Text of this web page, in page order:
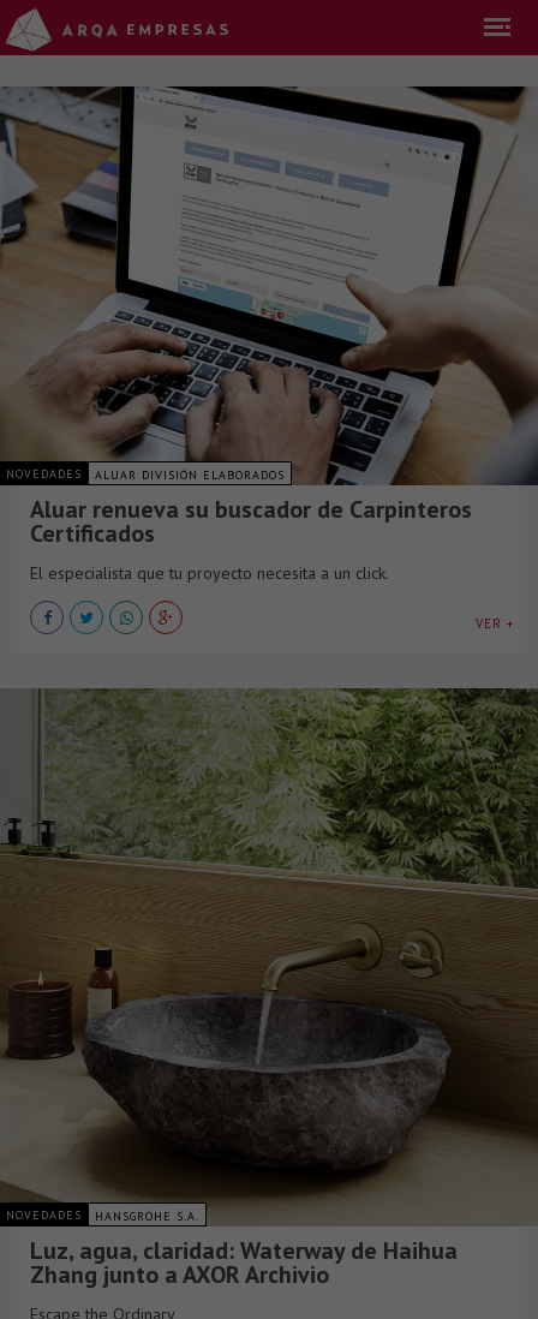
NOVEDADES ALUAR DIVISIÓN ELABORADOS
Aluar renueva su buscador de Carpinteros
Certificados
El especialista que tu proyecto necesita a un click.
VER +
NOVEDADES HANSGROHE S.A.
Luz, agua, claridad: Waterway de Haihua
Zhang junto a AXOR Archivio
Escape the Ordinary